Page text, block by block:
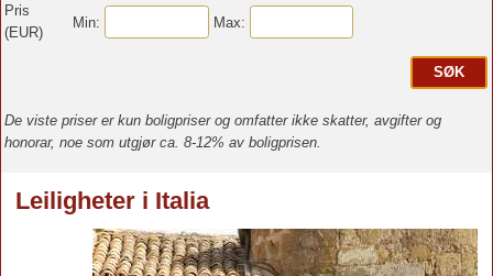
Leiligheter i Italia
Pris
(EUR)
Min: Max:
De viste priser er kun boligpriser og omfatter ikke skatter, avgifter og
honorar, noe som utgjør ca. 8-12% av boligprisen.